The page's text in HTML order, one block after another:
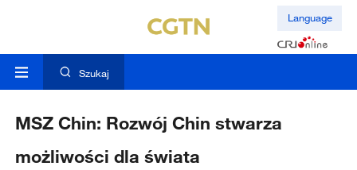
Language
Szukaj
MSZ Chin: Rozwój Chin stwarza
możliwości dla świata